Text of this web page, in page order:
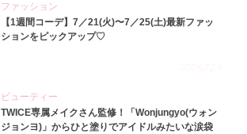
ファッション
【1週間コーデ】7／21(火)〜7／25(土)最新ファッ
ションをピックアップ♡
ビューティー
TWICE専属メイクさん監修！「Wonjungyo(ウォン
ジョンヨ)」からひと塗りでアイドルみたいな涙袋